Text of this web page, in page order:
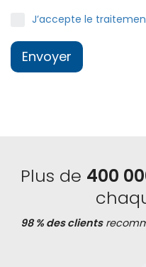
J’accepte le
Envoyer
Plus de 400
98 % des clients